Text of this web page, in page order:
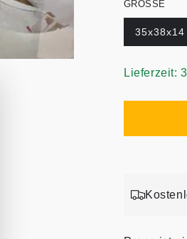
GRÖSSE
35x38x14
Lieferzeit: